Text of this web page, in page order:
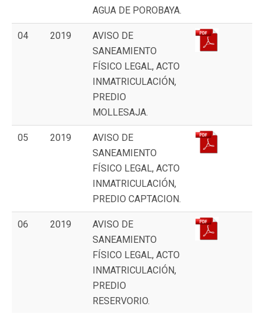
AGUA DE POROBAYA.
04 2019
AVISO DE
SANEAMIENTO
FÍSICO LEGAL, ACTO
INMATRICULACIÓN,
PREDIO
MOLLESAJA.
05 2019
AVISO DE
SANEAMIENTO
FÍSICO LEGAL, ACTO
INMATRICULACIÓN,
PREDIO CAPTACION.
06 2019
AVISO DE
SANEAMIENTO
FÍSICO LEGAL, ACTO
INMATRICULACIÓN,
PREDIO
RESERVORIO.